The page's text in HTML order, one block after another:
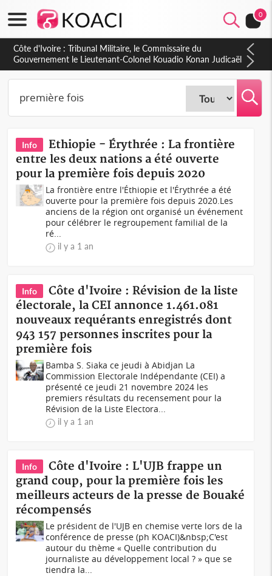
0
Burkina Faso : hausse de 75 FCFA du prix du litre du diesel à
la pompe
Info
Ethiopie - Érythrée : La frontière
entre les deux nations a été ouverte
pour la première fois depuis 2020
La frontière entre l'Éthiopie et l'Érythrée a été
ouverte pour la première fois depuis 2020.Les
anciens de la région ont organisé un événement
pour célébrer le regroupement familial de la
ré...
il y a 1 an
Info
Côte d'Ivoire : Révision de la liste
électorale, la CEI annonce 1.461.081
nouveaux requérants enregistrés dont
943 157 personnes inscrites pour la
première fois
Bamba S. Siaka ce jeudi à Abidjan La
Commission Electorale Indépendante (CEI) a
présenté ce jeudi 21 novembre 2024 les
premiers résultats du recensement pour la
Révision de la Liste Electora...
il y a 1 an
Info
Côte d'Ivoire : L'UJB frappe un
grand coup, pour la première fois les
meilleurs acteurs de la presse de Bouaké
récompensés
Le président de l'UJB en chemise verte lors de la
conférence de presse (ph KOACI)&nbsp;C'est
autour du thème « Quelle contribution du
journaliste au développement local ? » que se
tiendra la...